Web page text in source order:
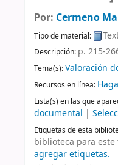
Por: Cermeno
Tipo de material:
Descripción: p. 215-
Tema(s):Valoración
Recursos en línea:
Lista(s) en las que
documental |
Etiquetas de esta
biblioteca para
agregar etiquetas.